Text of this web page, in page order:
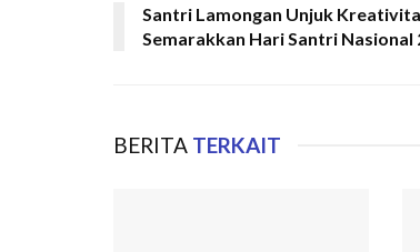
Santri Lamongan Unjuk
Semarakkan Hari Santri Nasional
BERITA TERKAIT